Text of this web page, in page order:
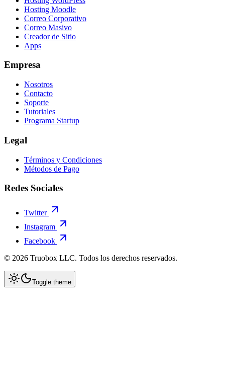
Hosting Moodle
Correo Corporativo
Correo Masivo
Creador de Sitio
Apps
Empresa
Nosotros
Contacto
Soporte
Tutoriales
Programa Startup
Legal
Términos y Condiciones
Métodos de Pago
Redes Sociales
Twitter
Instagram
Facebook
© 2026 Truobox LLC. Todos los derechos reservados.
Toggle theme